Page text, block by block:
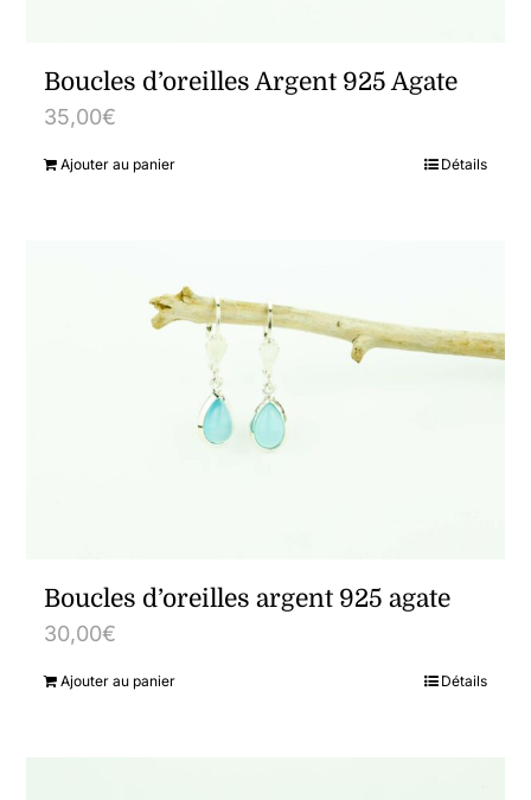
Boucles d’oreilles Argent 925 Agate
35,00€
Ajouter au panier Détails
Boucles d’oreilles argent 925 agate
30,00€
Ajouter au panier Détails